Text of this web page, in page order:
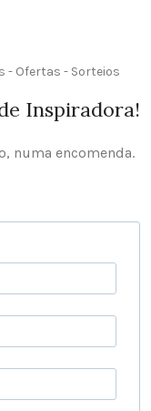
- Ofertas - Sorteios
Inspiradora!
numa encomenda.